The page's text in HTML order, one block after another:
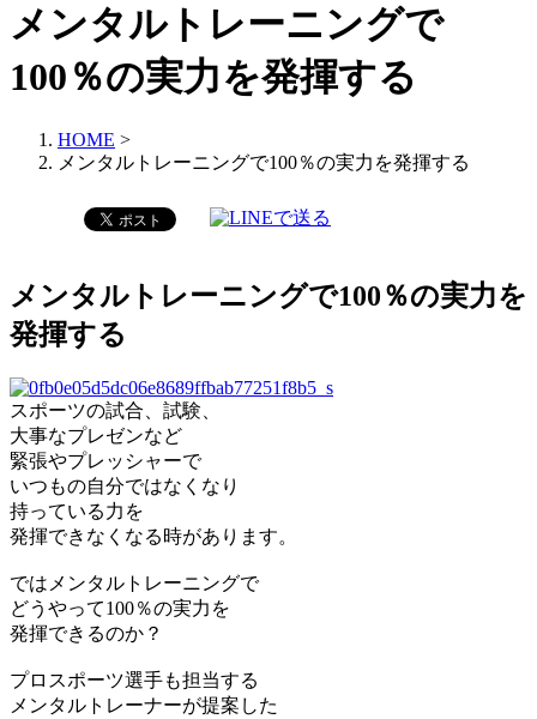
メンタルトレーニングで
100％の実力を発揮する
HOME >
メンタルトレーニングで100％の実力を発揮する
メンタルトレーニングで100％の実力を
発揮する
スポーツの試合、試験、
大事なプレゼンなど
緊張やプレッシャーで
いつもの自分ではなくなり
持っている力を
発揮できなくなる時があります。
ではメンタルトレーニングで
どうやって100％の実力を
発揮できるのか？
プロスポーツ選手も担当する
メンタルトレーナーが提案した